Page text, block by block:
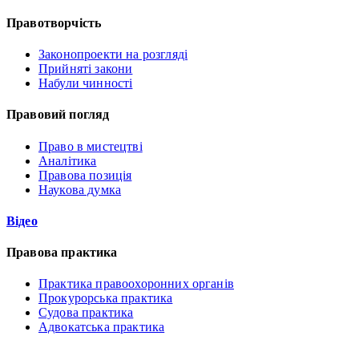
Правотворчість
Законопроекти на розгляді
Прийняті закони
Набули чинності
Правовий погляд
Право в мистецтві
Аналітика
Правова позиція
Наукова думка
Відео
Правова практика
Практика правоохоронних органів
Прокурорська практика
Судова практика
Адвокатська практика